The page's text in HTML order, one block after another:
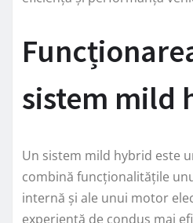
sistem mild
Un sistem mild hybrid este
combină funcționalitățile
internă și ale unui motor
experiență de condus mai